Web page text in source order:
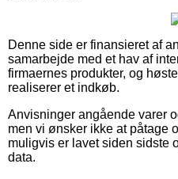
Denne side er finansieret af
samarbejde med et hav af
firmaernes produkter, og
realiserer et indkøb.
Anvisninger angående varer
men vi ønsker ikke at påtage
muligvis er lavet siden sidste
data.